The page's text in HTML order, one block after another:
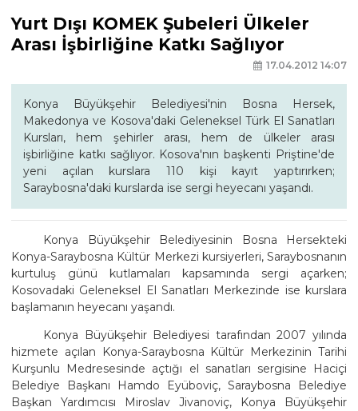
Yurt Dışı KOMEK Şubeleri Ülkeler
Arası İşbirliğine Katkı Sağlıyor
17.04.2012 14:07
Konya Büyükşehir Belediyesi'nin Bosna Hersek,
Makedonya ve Kosova'daki Geleneksel Türk El Sanatları
Kursları, hem şehirler arası, hem de ülkeler arası
işbirliğine katkı sağlıyor. Kosova'nın başkenti Priştine'de
yeni açılan kurslara 110 kişi kayıt yaptırırken;
Saraybosna'daki kurslarda ise sergi heyecanı yaşandı.
Konya Büyükşehir Belediyesinin Bosna Hersekteki
Konya-Saraybosna Kültür Merkezi kursiyerleri, Saraybosnanın
kurtuluş günü kutlamaları kapsamında sergi açarken;
Kosovadaki Geleneksel El Sanatları Merkezinde ise kurslara
başlamanın heyecanı yaşandı.
Konya Büyükşehir Belediyesi tarafından 2007 yılında
hizmete açılan Konya-Saraybosna Kültür Merkezinin Tarihi
Kurşunlu Medresesinde açtığı el sanatları sergisine Haciçi
Belediye Başkanı Hamdo Eyüboviç, Saraybosna Belediye
Başkan Yardımcısı Miroslav Jivanoviç, Konya Büyükşehir